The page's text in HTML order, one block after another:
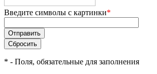
Введите символы с картинки*
* - Поля, обязательные для заполнения